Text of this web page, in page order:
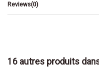
Reviews(0)
16 autres produits